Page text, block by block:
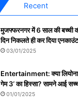
Recent
मुजफ्फरनगर में 6 साल की बच्ची
दिन निकलते ही कर दिया
03/01/2025
Entertainment: क्या
गेम 3’ का हिस्सा? सामने आई
01/01/2025